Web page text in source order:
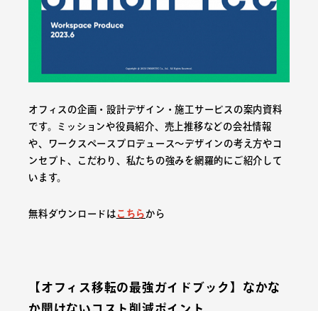
オフィスの企画・設計デザイン・施工サービスの案内資料
です。ミッションや役員紹介、売上推移などの会社情報
や、ワークスペースプロデュース〜デザインの考え方やコ
ンセプト、こだわり、私たちの強みを網羅的にご紹介して
います。
無料ダウンロードは こちら から
【オフィス移転の最強ガイドブック】なかな
か聞けないコスト削減ポイント